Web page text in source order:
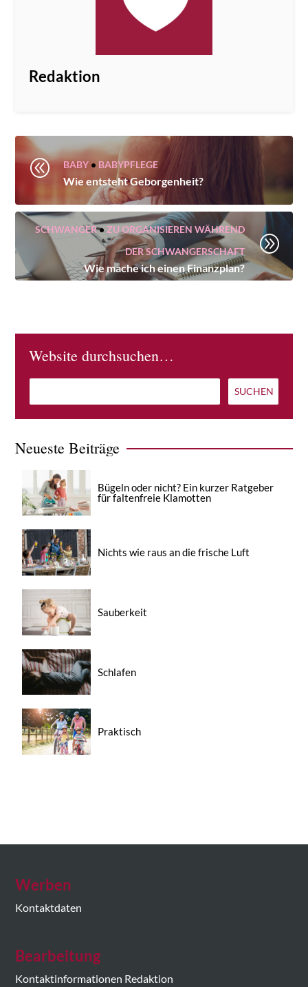
Redaktion
@ BABY • BABYPFLEGE
Wie entsteht Geborgenheit?
SCHWANGER• ZU ORGANISIEREN WÄHREND
DER SCHWANGERSCHAFT
Wie mache ich einen Finanzplan?
A
Website durchsuchen…
Neueste Beiträge
Bügeln oder nicht? Ein kurzer Ratgeber
für faltenfreie Klamotten
Nichts wie raus an die frische Luft
Sauberkeit
Schlafen
Praktisch
Werben
Kontaktdaten
Bearbeitung
Kontaktinformationen Redaktion